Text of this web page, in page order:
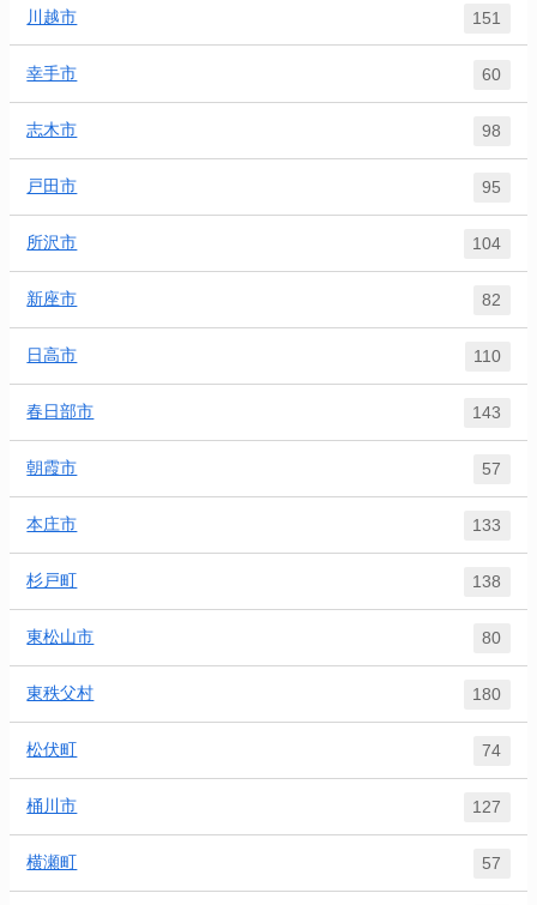
川越市 151
幸手市 60
志木市 98
戸田市 95
所沢市 104
新座市 82
日高市 110
春日部市 143
朝霞市 57
本庄市 133
杉戸町 138
東松山市 80
東秩父村 180
松伏町 74
桶川市 127
横瀬町 57